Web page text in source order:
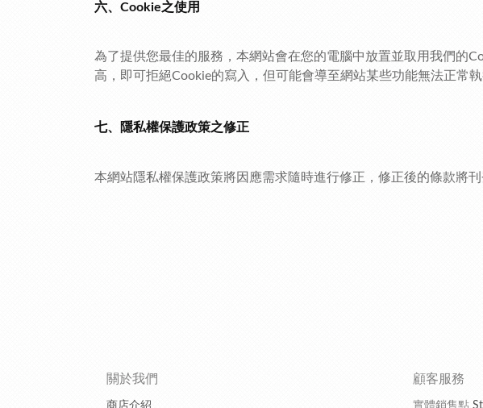
六、Cookie之使用
為了提供您最佳的服務，本網站會在您的電腦中放置並取用我們的
高，即可拒絕Cookie的寫入，但可能會導至網站某些功能無法正常執
七、隱私權保護政策之修正
本網站隱私權保護政策將因應需求隨時進行修正，修正後的條款將刊
關於我們
商店介紹
顧客服務
實體銷售點